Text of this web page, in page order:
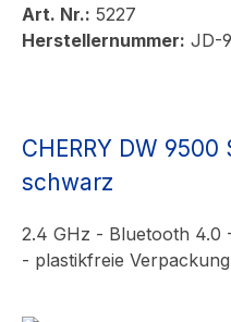
Art. Nr.: 5227
Herstellernummer: JD-
CHERRY DW
schwarz
2.4 GHz - Bluetooth 4.0
- plastikfreie Verpackung